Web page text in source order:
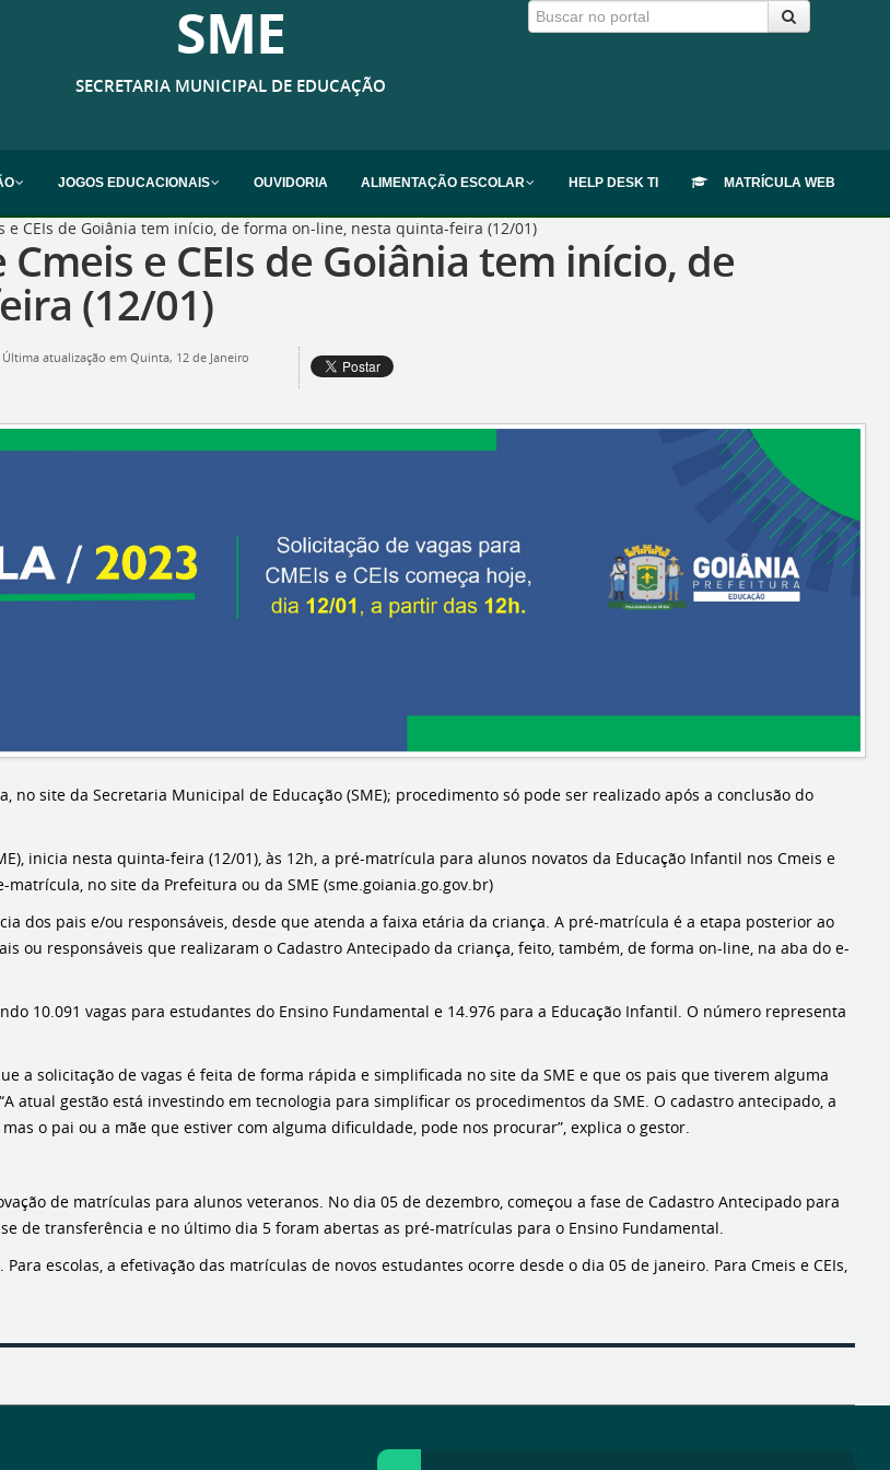
SME
SECRETARIA MUNICIPAL DE EDUCAÇÃO
JOGOS EDUCACIONAIS OUVIDORIA ALIMENTAÇÃO ESCOLAR HELP DESK TI MATRÍCULA WEB
CEIs de Goiânia tem início, de forma on-line, nesta quinta-feira (12/01)
e CEIs de Goiânia tem início, de
(12/01)
Última atualização em Quinta, 12 de Janeiro
site da Secretaria Municipal de Educação (SME); procedimento só pode ser realizado após a conclusão do
inicia nesta quinta-feira (12/01), às 12h, a pré-matrícula para alunos novatos da Educação Infantil nos Cmeis e
no site da Prefeitura ou da SME (sme.goiania.go.gov.br)
dos pais e/ou responsáveis, desde que atenda a faixa etária da criança. A pré-matrícula é a etapa posterior ao
ou responsáveis que realizaram o Cadastro Antecipado da criança, feito, também, de forma on-line, na aba do e-
10.091 vagas para estudantes do Ensino Fundamental e 14.976 para a Educação Infantil. O número representa
a solicitação de vagas é feita de forma rápida e simplificada no site da SME e que os pais que tiverem alguma
gestão está investindo em tecnologia para simplificar os procedimentos da SME. O cadastro antecipado, a
o pai ou a mãe que estiver com alguma dificuldade, pode nos procurar”, explica o gestor.
de matrículas para alunos veteranos. No dia 05 de dezembro, começou a fase de Cadastro Antecipado para
de transferência e no último dia 5 foram abertas as pré-matrículas para o Ensino Fundamental.
escolas, a efetivação das matrículas de novos estudantes ocorre desde o dia 05 de janeiro. Para Cmeis e CEIs,